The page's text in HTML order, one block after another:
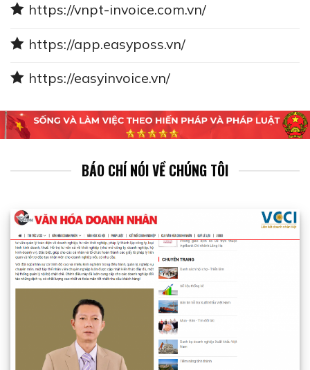
https://vnpt-invoice.com.vn/
https://app.easyposs.vn/
https://easyinvoice.vn/
BÁO CHÍ NÓI VỀ CHÚNG TÔI